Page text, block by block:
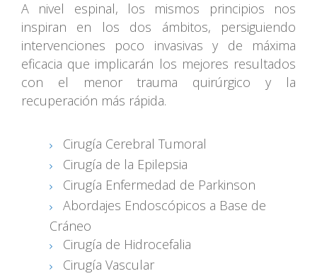
A nivel espinal, los mismos principios nos
inspiran en los dos ámbitos, persiguiendo
intervenciones poco invasivas y de máxima
eficacia que implicarán los mejores resultados
con el menor trauma quirúrgico y la
recuperación más rápida.
Cirugía Cerebral Tumoral
Cirugía de la Epilepsia
Cirugía Enfermedad de Parkinson
Abordajes Endoscópicos a Base de
Cráneo
Cirugía de Hidrocefalia
Cirugía Vascular